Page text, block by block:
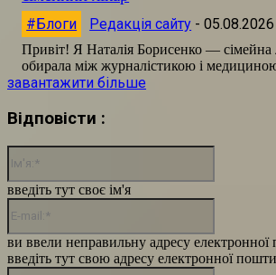
#Блоги Редакція сайту - 05.08.2026
Привіт! Я Наталія Борисенко — сімейна
обирала між журналістикою і
завантажити більше
Відповісти :
введіть тут своє ім'я
ви ввели неправильну адресу
введіть тут свою адресу електронної пошти